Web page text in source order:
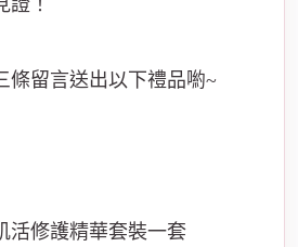
！
條留言送出以下禮品喲~
活修護精華套裝一套